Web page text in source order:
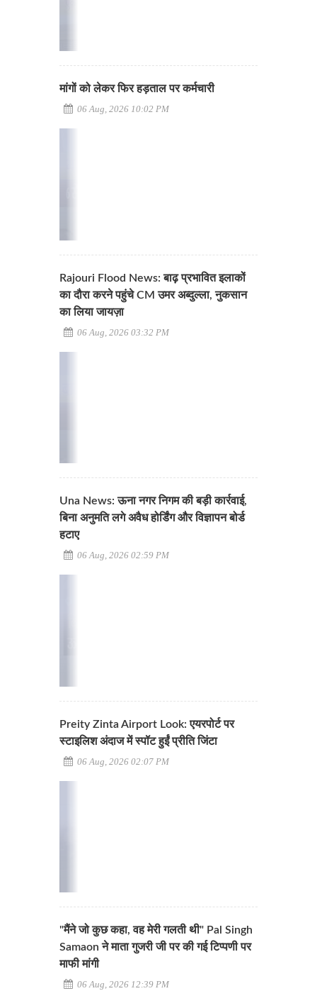
मांगों को लेकर फिर हड़ताल पर कर्मचारी
06 Aug, 2026 10:02 PM
Rajouri Flood News: बाढ़ प्रभावित इलाकों
का दौरा करने पहुंचे CM उमर अब्दुल्ला, नुकसान
का लिया जायज़ा
06 Aug, 2026 03:32 PM
Una News: ऊना नगर निगम की बड़ी कार्रवाई,
बिना अनुमति लगे अवैध होर्डिंग और विज्ञापन बोर्ड
हटाए
06 Aug, 2026 02:59 PM
Preity Zinta Airport Look: एयरपोर्ट पर
स्टाइलिश अंदाज में स्पॉट हुईं प्रीति जिंटा
06 Aug, 2026 02:07 PM
"मैंने जो कुछ कहा, वह मेरी गलती थी" Pal Singh
Samaon ने माता गुजरी जी पर की गई टिप्पणी पर
माफी मांगी
06 Aug, 2026 12:39 PM